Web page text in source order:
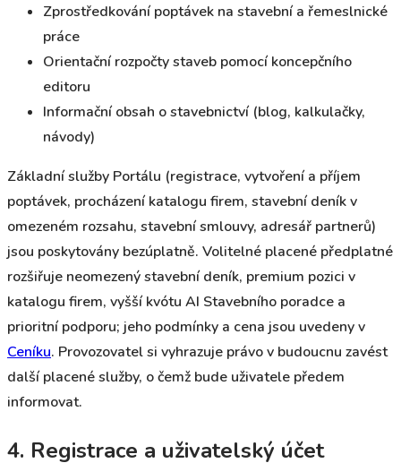
Zprostředkování poptávek na stavební a řemeslnické
práce
Orientační rozpočty staveb pomocí koncepčního
editoru
Informační obsah o stavebnictví (blog, kalkulačky,
návody)
Základní služby Portálu (registrace, vytvoření a příjem
poptávek, procházení katalogu firem, stavební deník v
omezeném rozsahu, stavební smlouvy, adresář partnerů)
jsou poskytovány bezúplatně. Volitelné placené předplatné
rozšiřuje neomezený stavební deník, premium pozici v
katalogu firem, vyšší kvótu AI Stavebního poradce a
prioritní podporu; jeho podmínky a cena jsou uvedeny v
Ceníku. Provozovatel si vyhrazuje právo v budoucnu zavést
další placené služby, o čemž bude uživatele předem
informovat.
4. Registrace a uživatelský účet